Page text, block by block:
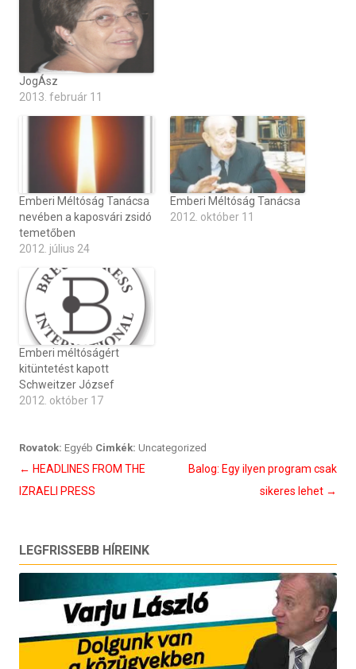
JogÁsz
2013. február 11
Emberi Méltóság Tanácsa
nevében a kaposvári zsidó
temetőben
2012. július 24
Emberi Méltóság Tanácsa
2012. október 11
Emberi méltóságért
kitüntetést kapott
Schweitzer József
2012. október 17
Rovatok: Egyéb Cimkék: Uncategorized
Bejegyzés
navigáció
← HEADLINES FROM THE
IZRAELI PRESS
Balog: Egy ilyen program csak
sikeres lehet →
LEGFRISSEBB HÍREINK